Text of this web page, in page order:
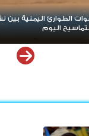
ودموع
تصعيد